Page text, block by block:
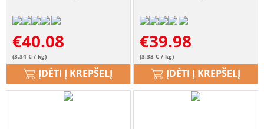
€40.08
(3.34 € / kg)
ĮDĖTI Į KREPŠELĮ
€39.98
(3.33 € / kg)
ĮDĖTI Į KREPŠELĮ